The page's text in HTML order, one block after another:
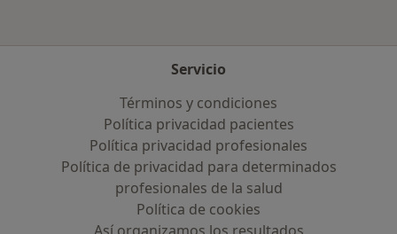
Servicio
Términos y condiciones
Política privacidad pacientes
Política privacidad profesionales
Política de privacidad para determinados
profesionales de la salud
Política de cookies